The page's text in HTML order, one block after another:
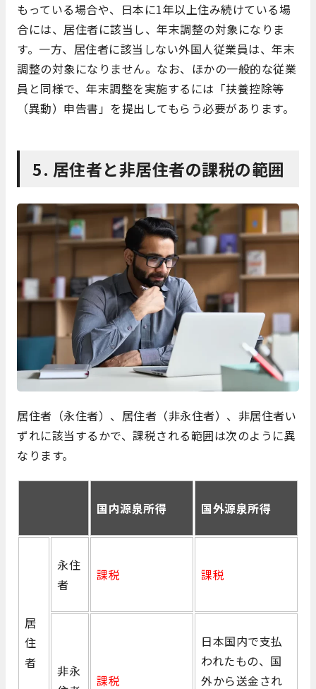
もっている場合や、日本に1年以上住み続けている場
合には、居住者に該当し、年末調整の対象になりま
す。一方、居住者に該当しない外国人従業員は、年末
調整の対象になりません。なお、ほかの一般的な従業
員と同様で、年末調整を実施するには「扶養控除等
（異動）申告書」を提出してもらう必要があります。
5. 居住者と非居住者の課税の範囲
居住者（永住者）、居住者（非永住者）、非居住者い
ずれに該当するかで、課税される範囲は次のように異
なります。
国内源泉所得 国外源泉所得
居
住
者
永住
者
課税 課税
非永
課税
日本国内で支払
われたもの、国
外から送金され